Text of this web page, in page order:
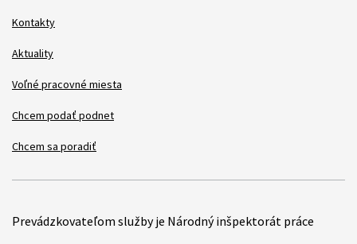
Kontakty
Aktuality
Voľné pracovné miesta
Chcem podať podnet
Chcem sa poradiť
Prevádzkovateľom služby je Národný inšpektorát práce